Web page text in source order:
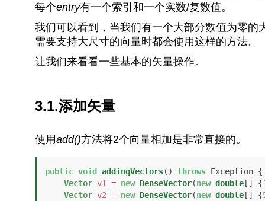
每个entry有一个索引和一个实数/复数值。
我们可以看到，当我们有一个大部分数值为零
需要支持大尺寸的向量时都会使用这样的方法。
让我们来看看一些基本的矢量操作。
3.1.添加矢量
使用add()方法将2个向量相加是非常直接的。
public void addingVectors() throws Exception {
Vector v1 = new DenseVector(new double[] {
Vector v2 = new DenseVector(new double[] {